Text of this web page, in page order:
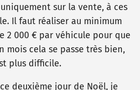
sur la vente, à ces
Il faut réaliser au minimum
2 000 € par véhicule pour que
mois cela se passe très bien,
plus difficile.
deuxième jour de Noël, je